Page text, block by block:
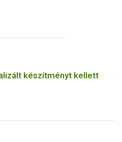
készítményt kellett